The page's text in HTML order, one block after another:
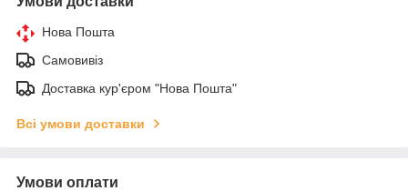
Нова Пошта
Самовивіз
Доставка кур'єром "Нова Пошта"
Всі умови доставки
Умови оплати